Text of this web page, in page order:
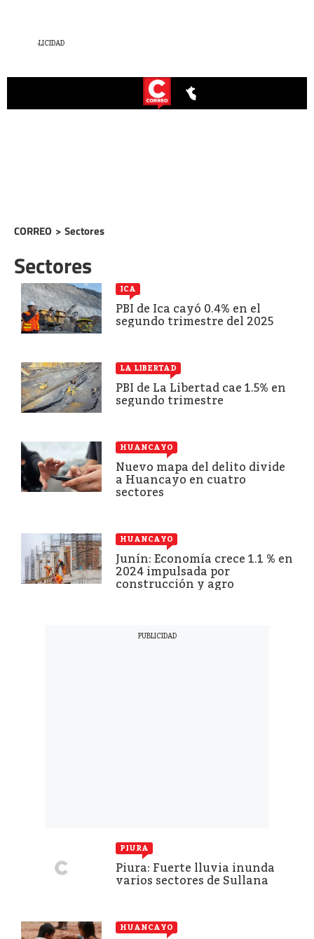
CORREO > Sectores
Sectores
ICA
PBI de Ica cayó 0.4% en el
segundo trimestre del 2025
LA LIBERTAD
PBI de La Libertad cae 1.5% en
segundo trimestre
HUANCAYO
Nuevo mapa del delito divide
a Huancayo en cuatro
sectores
HUANCAYO
Junín: Economía crece 1.1 % en
2024 impulsada por
construcción y agro
PIURA
Piura: Fuerte lluvia inunda
varios sectores de Sullana
HUANCAYO